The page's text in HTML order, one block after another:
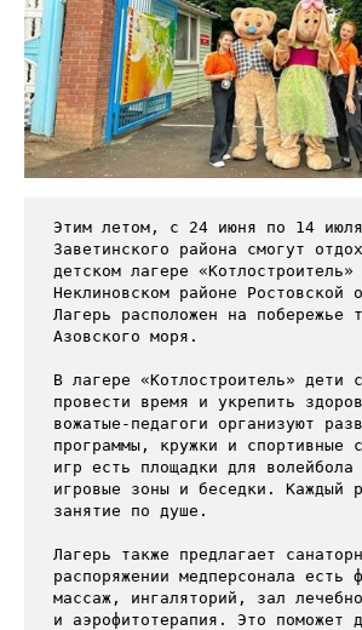
Этим летом, с 24 июня по 14
Заветинского района смогут
детском лагере «Котлостроитель»
Неклиновском районе Ростовской
Лагерь расположен на побережье
Азовского моря.
В лагере «Котлостроитель» дети
провести время и укрепить
вожатые-педагоги организуют
программы, кружки и спортивные
игр есть площадки для
игровые зоны и беседки. Каждый
занятие по душе.
Лагерь также предлагает
распоряжении медперсонала есть
массаж, ингаляторий, зал
и аэрофитотерапия. Это поможет